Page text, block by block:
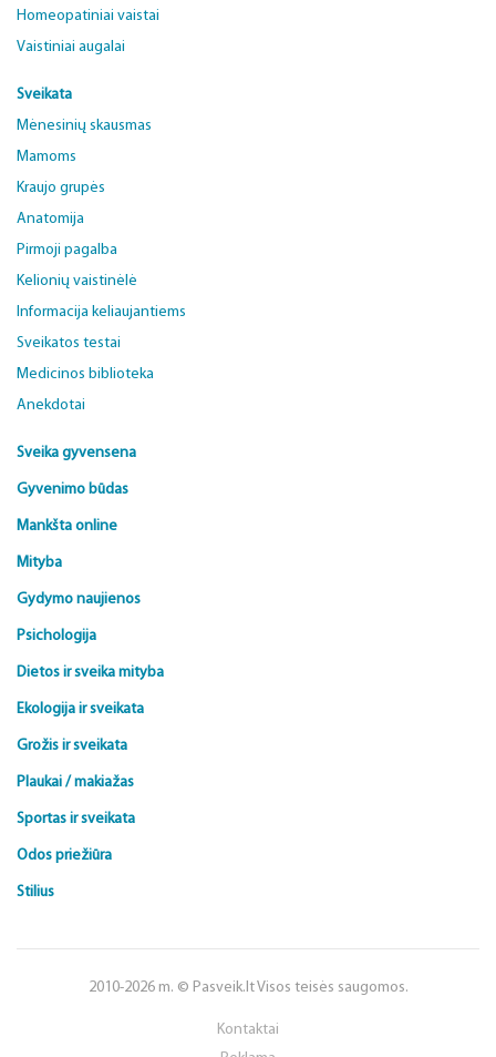
Homeopatiniai vaistai
Vaistiniai augalai
Sveikata
Mėnesinių skausmas
Mamoms
Kraujo grupės
Anatomija
Pirmoji pagalba
Kelionių vaistinėlė
Informacija keliaujantiems
Sveikatos testai
Medicinos biblioteka
Anekdotai
Sveika gyvensena
Gyvenimo būdas
Mankšta online
Mityba
Gydymo naujienos
Psichologija
Dietos ir sveika mityba
Ekologija ir sveikata
Grožis ir sveikata
Plaukai / makiažas
Sportas ir sveikata
Odos priežiūra
Stilius
2010-2026 m. © Pasveik.lt Visos teisės saugomos.
Kontaktai